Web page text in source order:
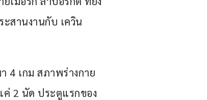
ะสานงานกับ เควิน
4 เกม สภาพร่างกาย
ค่ 2 นัด ประตูแรกของ